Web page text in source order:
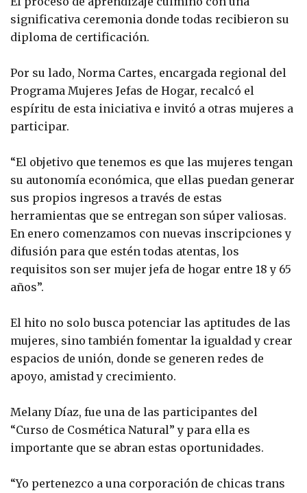
significativa ceremonia donde todas recibieron su
diploma de certificación.
Por su lado, Norma Cartes, encargada regional del
Programa Mujeres Jefas de Hogar, recalcó el
espíritu de esta iniciativa e invitó a otras mujeres a
participar.
“El objetivo que tenemos es que las mujeres tengan
su autonomía económica, que ellas puedan generar
sus propios ingresos a través de estas
herramientas que se entregan son súper valiosas.
En enero comenzamos con nuevas inscripciones y
difusión para que estén todas atentas, los
requisitos son ser mujer jefa de hogar entre 18 y 65
años”.
El hito no solo busca potenciar las aptitudes de las
mujeres, sino también fomentar la igualdad y crear
espacios de unión, donde se generen redes de
apoyo, amistad y crecimiento.
Melany Díaz, fue una de las participantes del
“Curso de Cosmética Natural” y para ella es
importante que se abran estas oportunidades.
“Yo pertenezco a una corporación de chicas trans